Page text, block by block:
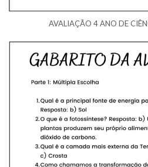
AVALIAÇÃO 4 ANO DE